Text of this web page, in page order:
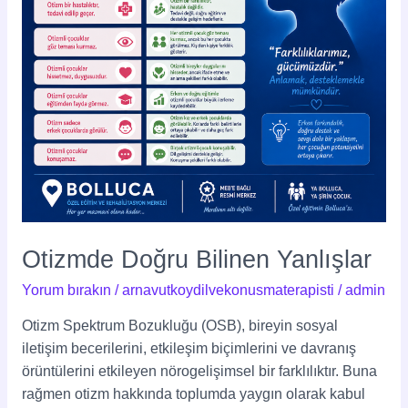
Otizmde Doğru Bilinen Yanlışlar
Yorum bırakın /arnavutkoydilvekonusmaterapisti /admin
Otizm Spektrum Bozukluğu (OSB), bireyin sosyal
iletişim becerilerini, etkileşim biçimlerini ve davranış
örüntülerini etkileyen nörogelişimsel bir farklılıktır. Buna
rağmen otizm hakkında toplumda yaygın olarak kabul